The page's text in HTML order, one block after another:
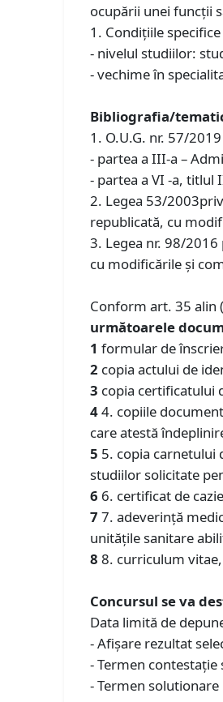
ocupării unei funcții
1. Condiţiile
- nivelul studiilor:
- vechime în
Bibliografia/
1. O.U.G. nr. 57/
- partea a III-a –
- partea a VI -a, titlul
2. Legea 53/
republicată, cu
3. Legea nr. 98/
cu modificările și
Conform art. 35 alin
următoarele
1 formular de
2 copia actului de
3 copia certificatului
44. copiile
care atestă
5 5. copia carnetului
studiilor solicitate
6 6. certificat de
7 7. adeverinţă
unităţile sanitare
8 8. curriculum
Concursul se va
Data limită de
- Afişare rezultat
- Termen
- Termen